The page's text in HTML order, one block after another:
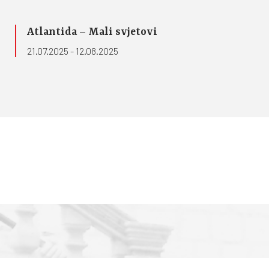
Atlantida – Mali svjetovi
21.07.2025 - 12.08.2025